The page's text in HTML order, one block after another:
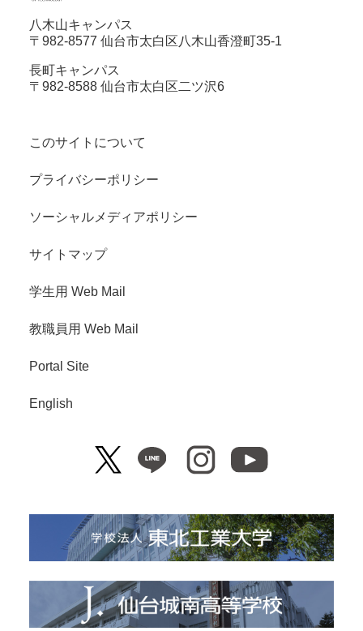
八木山キャンパス
〒982-8577 仙台市太白区八木山香澄町35-1
長町キャンパス
〒982-8588 仙台市太白区二ツ沢6
このサイトについて
プライバシーポリシー
ソーシャルメディアポリシー
サイトマップ
学生用 Web Mail
教職員用 Web Mail
Portal Site
English